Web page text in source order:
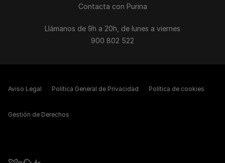
Contacta con Purina
Llámanos de 9h a 20h, de lunes a viernes
900 802 522
Aviso Legal Política General de Privacidad Política de cookies
Gestión de Derechos